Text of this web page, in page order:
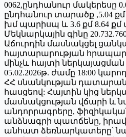
0062,ընդհանուր մակերեսը
ընդհանուր տարածք ,5.04 քմ
խմ պարիսպ և 3.6 քմ 8.64
Մեկնարկային գինը
Աճուրդին մասնակցել
հայտարարության
մինչև հայտի
05.02.2026թ. ժամը 18:00
ՀՀ սնանկության
հասցեով: Հայտին կից
մասնակցության վճարի և
անդորրագրերը,
անձնագրի պատճենը,
անհատ ձեռնարկատերը՝